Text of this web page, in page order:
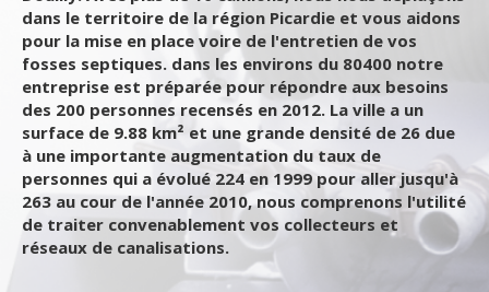
dans le territoire de la région Picardie et vous aidons
pour la mise en place voire de l'entretien de vos
fosses septiques. dans les environs du 80400 notre
entreprise est préparée pour répondre aux besoins
des 200 personnes recensés en 2012. La ville a un
surface de 9.88 km² et une grande densité de 26 due
à une importante augmentation du taux de
personnes qui a évolué 224 en 1999 pour aller jusqu'à
263 au cour de l'année 2010, nous comprenons l'utilité
de traiter convenablement vos collecteurs et
réseaux de canalisations.